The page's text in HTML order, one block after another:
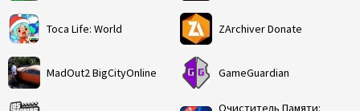
Toca Life: World
MadOut2 BigCityOnline
ZArchiver Donate
GameGuardian
Очиститель Памяти: